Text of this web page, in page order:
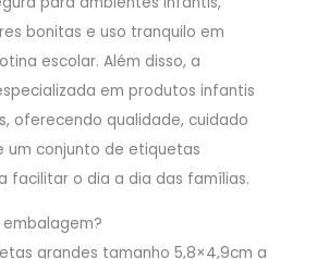
bonitas e uso tranquilo em
escolar. Além disso, a
em produtos infantis
oferecendo qualidade, cuidado
um conjunto de etiquetas
facilitar o dia a dia das famílias.
grandes tamanho 5,8×4,9cm a